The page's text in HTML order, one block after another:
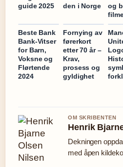
guide 2025
den i Norge
og
Beste Bank
Bank-Vitser
for Barn,
Voksne og
Flørtende
2024
Fornying av
førerkort
etter 70 år –
Krav,
prosess og
gyldighet
OM SKRIBENTEN
Henrik
Dekningen
med åpen